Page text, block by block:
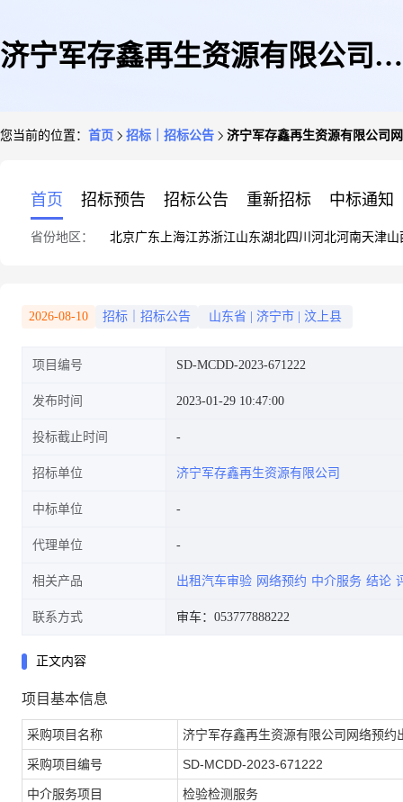
济宁军存鑫再生资源有限公司网
中介服务直购采购公告
您当前的位置： 首页 招标｜招标公告 济宁军存鑫再生资源有限公司
首页 招标预告 招标公告 重新招标 中标通知
省份地区： 北京广东 上海江苏浙江山东湖北四川 河北河南天津山
2026-08-10 招标｜招标公告 山东省 济宁市 汶上县
项目编号 SD-MCDD-2023-671222
发布时间 2023-01-29 10:47:00
投标截止时间
招标单位 济宁军存鑫再生资源有限公司
中标单位
代理单位
相关产品 出租汽车审验 网络预约 中介服务 结论
联系方式 审车：053777888222
正文内容
项目基本信息
采购项目名称 济宁军存鑫再生资源有限公司网络预
采购项目编号 SD-MCDD-2023-671222
中介服务项目 检验检测服务